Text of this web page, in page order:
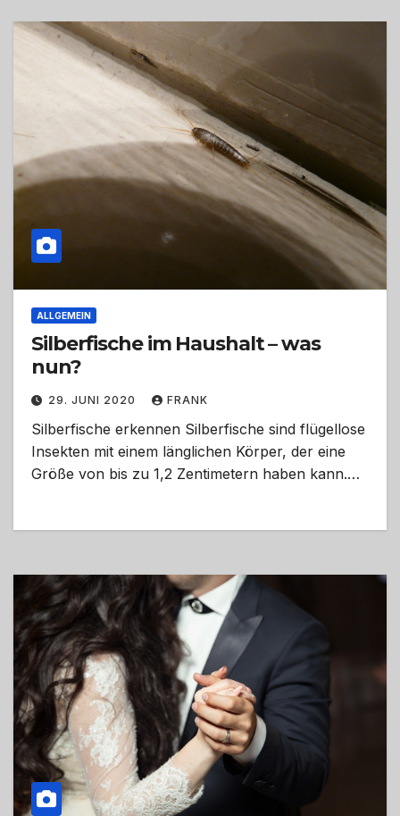
ALLGEMEIN
Silberfische im Haushalt – was
nun?
29. JUNI 2020 FRANK
Silberfische erkennen Silberfische sind flügellose
Insekten mit einem länglichen Körper, der eine
Größe von bis zu 1,2 Zentimetern haben kann.…